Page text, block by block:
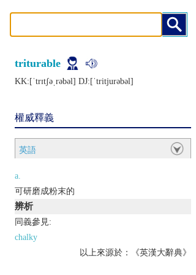
triturable
KK:[ˈtrɪtʃǝˌrǝbǝl] DJ:[ˈtritjurǝbǝl]
權威釋義
英語
a.
可研磨成粉末的
辨析
同義參見:
chalky
以上來源於：《英漢大辭典》